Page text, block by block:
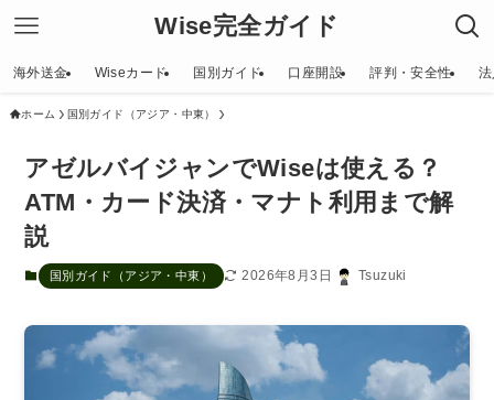
Wise完全ガイド
海外送金 Wiseカード 国別ガイド 口座開設 評判・安全性
ホーム 国別ガイド（アジア・中東）
アゼルバイジャンでWiseは使える？
ATM・カード決済・マナト利用まで解
説
国別ガイド（アジア・中東） 2026年8月3日 Tsuzuki